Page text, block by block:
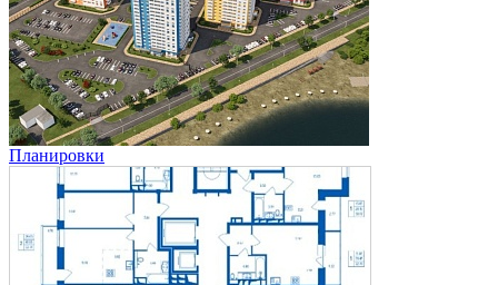
Планировки